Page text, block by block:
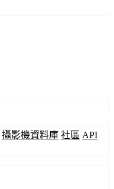
攝影機資料庫 社區 API